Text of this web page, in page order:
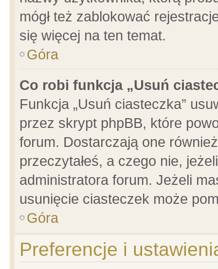
mógł też zablokować
się więcej na ten temat.
Góra
Co robi funkcja „Usuń
Funkcja „Usuń ciasteczka”
przez skrypt phpBB, które
forum. Dostarczają one
przeczytałeś, a czego nie,
administratora forum. Jeżeli
usunięcie ciasteczek może
Góra
Preferencje i